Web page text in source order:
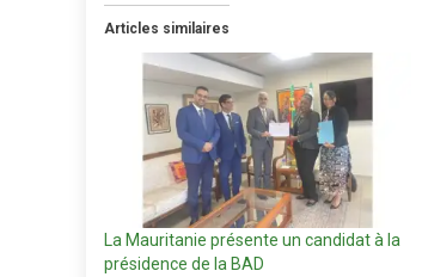
Articles similaires
La Mauritanie présente un candidat à la
présidence de la BAD